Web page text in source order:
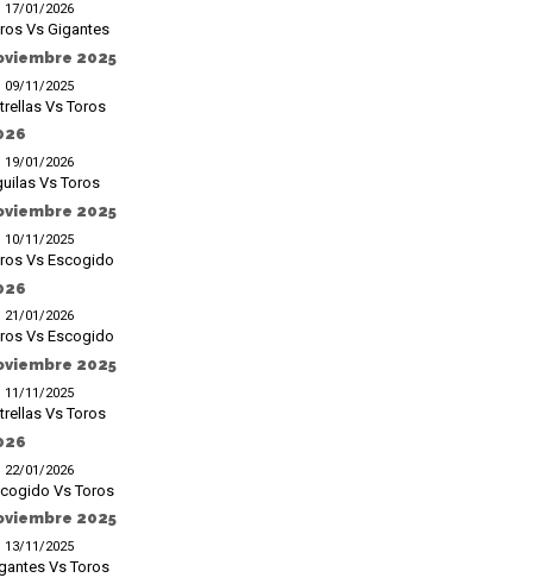
17/01/2026
Vs Gigantes
2025
09/11/2025
Vs Toros
19/01/2026
Vs Toros
2025
10/11/2025
Vs Escogido
21/01/2026
Vs Escogido
2025
11/11/2025
Vs Toros
22/01/2026
Vs Toros
2025
13/11/2025
Vs Toros